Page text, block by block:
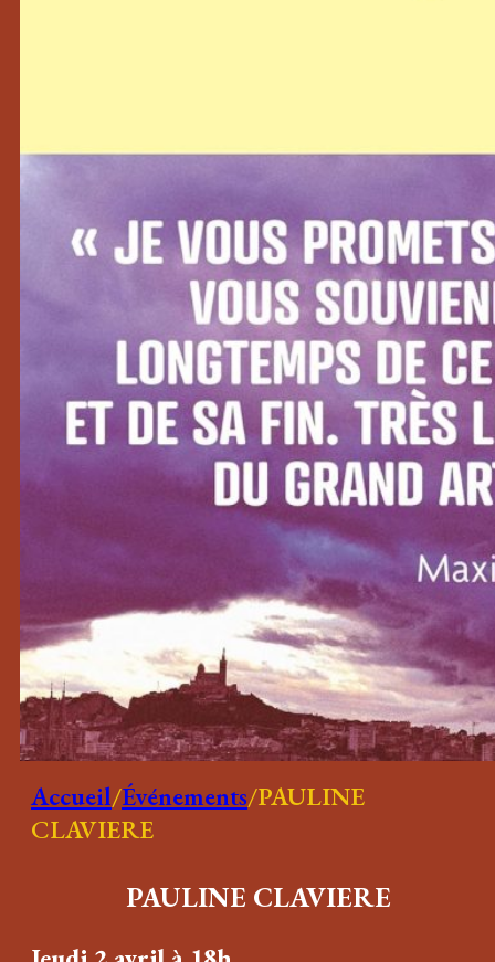
Accueil/Événements/PAULINE
CLAVIERE
PAULINE CLAVIERE